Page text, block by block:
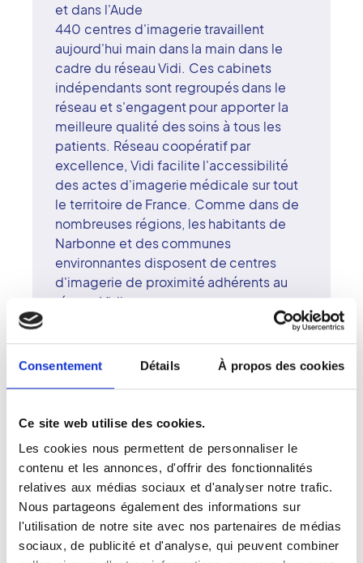
Consentement Détails À propos des cookies
Ce site web utilise des cookies.
Les cookies nous permettent de personnaliser le
contenu et les annonces, d'offrir des fonctionnalités
relatives aux médias sociaux et d'analyser notre trafic.
Nous partageons également des informations sur
l'utilisation de notre site avec nos partenaires de médias
sociaux, de publicité et d'analyse, qui peuvent combiner
et dans l'Aude
440 centres d'imagerie travaillent
aujourd'hui main dans la main dans le
cadre du réseau Vidi. Ces cabinets
indépendants sont regroupés dans le
réseau et s'engagent pour apporter la
meilleure qualité des soins à tous les
patients. Réseau coopératif par
excellence, Vidi facilite l'accessibilité
des actes d'imagerie médicale sur tout
le territoire de France. Comme dans de
nombreuses régions, les habitants de
Narbonne et des communes
environnantes disposent de centres
d'imagerie de proximité adhérents au
réseau Vidi.
À Narbonne, à Montredon des Corbières
et Lezignan-Corbières, plus de 6 sites
d'imagerie médicale sont accessibles
cabinets de radiographie accueillent les
mammographie, une radiographie ou un
scanner, ces centres d'imagerie
modernes vous reçoivent sur rendez-
vous. Une vingtaine de médecins
cardiologues surspécialisés dirigent les
équipes médicales dans ces centres